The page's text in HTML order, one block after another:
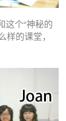
个“神秘的
样的课堂，